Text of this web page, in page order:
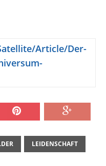
Article/Der-
LEIDENSCHAFT